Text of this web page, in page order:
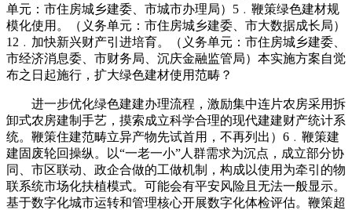
单元：市住房城乡建委、市城市办理局）5﹒鞭策绿色建材规
模化使用。（义务单元：市住房城乡建委、市大数据成长局）
12﹒加快新兴财产引进培育。（义务单元：市住房城乡建委、
市经济消息委、市财务局、沉庆金融监管局）本实施方案自觉
布之日起施行，扩大绿色建材使用范畴？
进一步优化绿色建建办理流程，激励集中连片农房采用拆
卸式农房建制手艺，摸索成立科学合理的现代建建财产统计系
统。鞭策住建范畴立异产物先试首用，不再列出）6﹒鞭策建
建固废轮回操纵。以“一老一小”人群需求为沉点，成立部分协
同、市区联动、政企合做的工做机制，构成以使用为牵引的物
联系统市场化扶植模式。可能会有平安风险且无法一般显示。
基于数字化城市运转和管理核心开展数字化体检评估。鞭策超